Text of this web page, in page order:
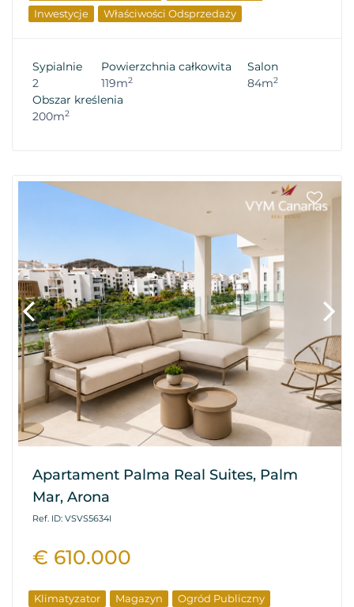
Inwestycje
Właściwości Odsprzedaży
Sypialnie
2
Powierzchnia całkowita
119m2
Salon
84m2
Obszar kreślenia
200m2
Apartament Palma Real Suites, Palm
Mar, Arona
Ref. ID: VSVS5634I
€ 610.000
Klimatyzator Magazyn
Ogród Publiczny